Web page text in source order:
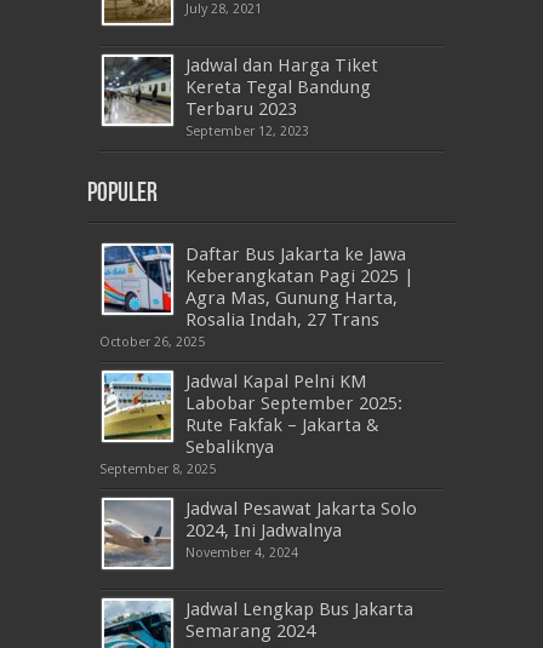
July 28, 2021
Jadwal dan Harga Tiket
Kereta Tegal Bandung
Terbaru 2023
September 12, 2023
Populer
Daftar Bus Jakarta ke Jawa
Keberangkatan Pagi 2025 |
Agra Mas, Gunung Harta,
Rosalia Indah, 27 Trans
October 26, 2025
Jadwal Kapal Pelni KM
Labobar September 2025:
Rute Fakfak – Jakarta &
Sebaliknya
September 8, 2025
Jadwal Pesawat Jakarta Solo
2024, Ini Jadwalnya
November 4, 2024
Jadwal Lengkap Bus Jakarta
Semarang 2024